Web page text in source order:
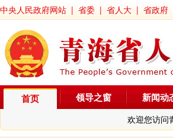
中央人民政府网站 | 省委 | 省人大 | 省政府
首页
欢迎您访问
领导之窗 新闻动